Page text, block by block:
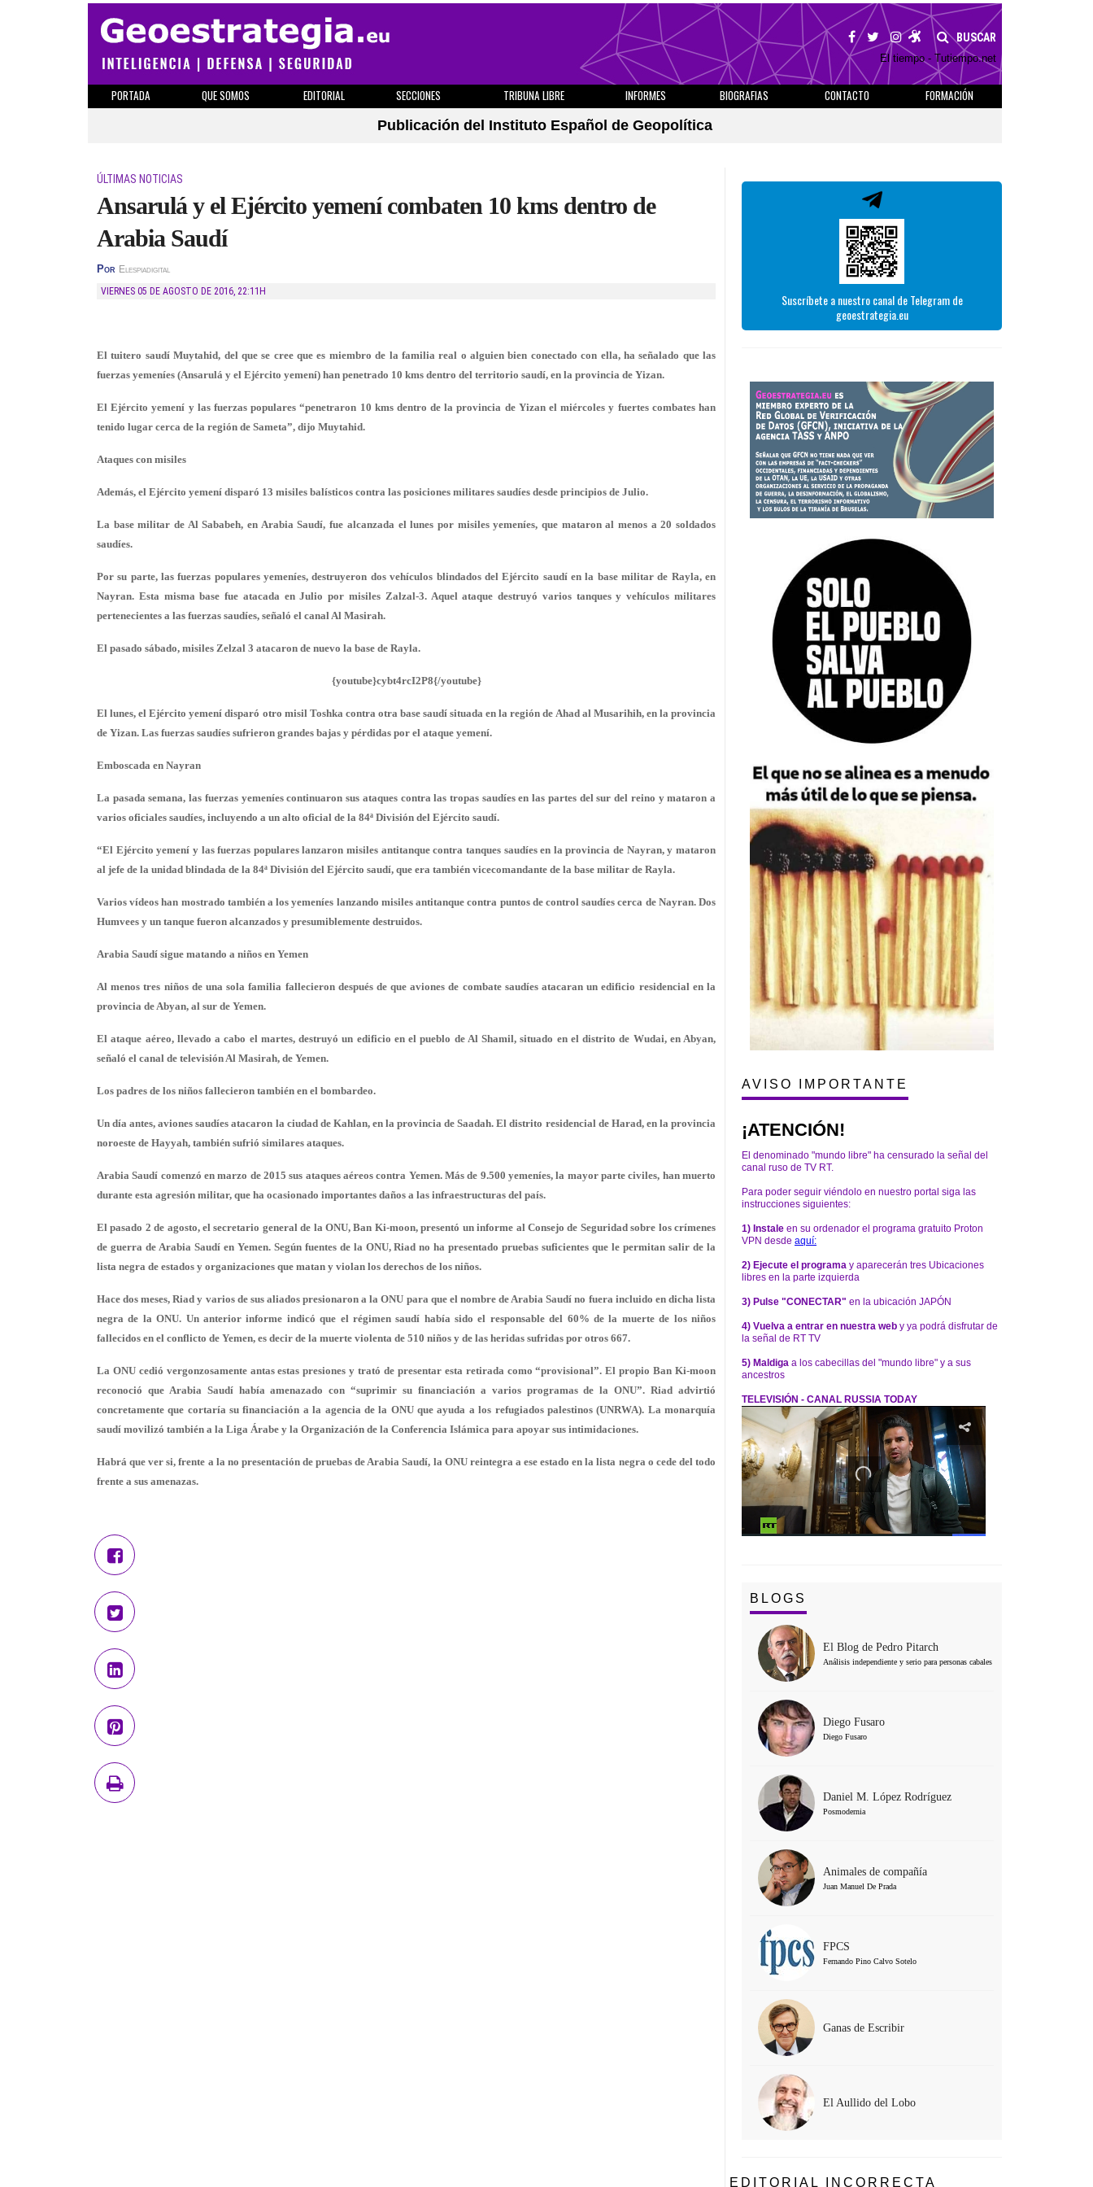
BUSCAR
El tiempo - Tutiempo.net
PORTADA QUE SOMOS EDITORIAL SECCIONES TRIBUNA LIBRE INFORMES BIOGRAFIAS CONTACTO
FORMACIÓN
Publicación del Instituto Español de Geopolítica
ÚLTIMAS NOTICIAS
Ansarulá y el Ejército yemení combaten 10 kms dentro de
Arabia Saudí
Por Elespiadigital
VIERNES 05 DE AGOSTO DE 2016, 22:11H
El tuitero saudí Muytahid, del que se cree que es miembro de la familia real o alguien bien conectado con ella, ha señalado que las
fuerzas yemeníes (Ansarulá y el Ejército yemení) han penetrado 10 kms dentro del territorio saudí, en la provincia de Yizan.
El Ejército yemení y las fuerzas populares “penetraron 10 kms dentro de la provincia de Yizan el miércoles y fuertes combates han
tenido lugar cerca de la región de Sameta”, dijo Muytahid.
Ataques con misiles
Además, el Ejército yemení disparó 13 misiles balísticos contra las posiciones militares saudíes desde principios de Julio.
La base militar de Al Sababeh, en Arabia Saudí, fue alcanzada el lunes por misiles yemeníes, que mataron al menos a 20 soldados
saudíes.
Por su parte, las fuerzas populares yemeníes, destruyeron dos vehículos blindados del Ejército saudí en la base militar de Rayla, en
Nayran. Esta misma base fue atacada en Julio por misiles Zalzal-3. Aquel ataque destruyó varios tanques y vehículos militares
pertenecientes a las fuerzas saudíes, señaló el canal Al Masirah.
El pasado sábado, misiles Zelzal 3 atacaron de nuevo la base de Rayla.
{youtube}cybt4rcI2P8{/youtube}
El lunes, el Ejército yemení disparó otro misil Toshka contra otra base saudí situada en la región de Ahad al Musarihih, en la provincia
de Yizan. Las fuerzas saudíes sufrieron grandes bajas y pérdidas por el ataque yemení.
Emboscada en Nayran
La pasada semana, las fuerzas yemeníes continuaron sus ataques contra las tropas saudíes en las partes del sur del reino y mataron a
varios oficiales saudíes, incluyendo a un alto oficial de la 84ª División del Ejército saudí.
“El Ejército yemení y las fuerzas populares lanzaron misiles antitanque contra tanques saudíes en la provincia de Nayran, y mataron
al jefe de la unidad blindada de la 84ª División del Ejército saudí, que era también vicecomandante de la base militar de Rayla.
Varios vídeos han mostrado también a los yemeníes lanzando misiles antitanque contra puntos de control saudíes cerca de Nayran. Dos
Humvees y un tanque fueron alcanzados y presumiblemente destruidos.
Arabia Saudí sigue matando a niños en Yemen
Al menos tres niños de una sola familia fallecieron después de que aviones de combate saudíes atacaran un edificio residencial en la
provincia de Abyan, al sur de Yemen.
El ataque aéreo, llevado a cabo el martes, destruyó un edificio en el pueblo de Al Shamil, situado en el distrito de Wudai, en Abyan,
señaló el canal de televisión Al Masirah, de Yemen.
Los padres de los niños fallecieron también en el bombardeo.
Un día antes, aviones saudíes atacaron la ciudad de Kahlan, en la provincia de Saadah. El distrito residencial de Harad, en la provincia
noroeste de Hayyah, también sufrió similares ataques.
Arabia Saudí comenzó en marzo de 2015 sus ataques aéreos contra Yemen. Más de 9.500 yemeníes, la mayor parte civiles, han muerto
durante esta agresión militar, que ha ocasionado importantes daños a las infraestructuras del país.
El pasado 2 de agosto, el secretario general de la ONU, Ban Ki-moon, presentó un informe al Consejo de Seguridad sobre los crímenes
de guerra de Arabia Saudí en Yemen. Según fuentes de la ONU, Riad no ha presentado pruebas suficientes que le permitan salir de la
lista negra de estados y organizaciones que matan y violan los derechos de los niños.
Hace dos meses, Riad y varios de sus aliados presionaron a la ONU para que el nombre de Arabia Saudí no fuera incluido en dicha lista
negra de la ONU. Un anterior informe indicó que el régimen saudí había sido el responsable del 60% de la muerte de los niños
fallecidos en el conflicto de Yemen, es decir de la muerte violenta de 510 niños y de las heridas sufridas por otros 667.
La ONU cedió vergonzosamente antas estas presiones y trató de presentar esta retirada como “provisional”. El propio Ban Ki-moon
reconoció que Arabia Saudí había amenazado con “suprimir su financiación a varios programas de la ONU”. Riad advirtió
concretamente que cortaría su financiación a la agencia de la ONU que ayuda a los refugiados palestinos (UNRWA). La monarquía
saudí movilizó también a la Liga Árabe y la Organización de la Conferencia Islámica para apoyar sus intimidaciones.
Habrá que ver si, frente a la no presentación de pruebas de Arabia Saudí, la ONU reintegra a ese estado en la lista negra o cede del todo
frente a sus amenazas.
Suscríbete a nuestro canal de Telegram de
geoestrategia.eu
AVISO IMPORTANTE
¡ATENCIÓN!
El denominado "mundo libre" ha censurado la señal del
canal ruso de TV RT.
Para poder seguir viéndolo en nuestro portal siga las
instrucciones siguientes:
1) Instale en su ordenador el programa gratuito Proton
VPN desde aquí:
2) Ejecute el programa y aparecerán tres Ubicaciones
libres en la parte izquierda
3) Pulse "CONECTAR" en la ubicación JAPÓN
4) Vuelva a entrar en nuestra web y ya podrá disfrutar de
la señal de RT TV
5) Maldiga a los cabecillas del "mundo libre" y a sus
ancestros
TELEVISIÓN - CANAL RUSSIA TODAY
BLOGS
El Blog de Pedro Pitarch
Análisis independiente y serio para personas cabales
Diego Fusaro
Diego Fusaro
Daniel M. López Rodríguez
Posmodernia
Animales de compañía
Juan Manuel De Prada
FPCS
Fernando Pino Calvo Sotelo
Ganas de Escribir
El Aullido del Lobo
EDITORIAL INCORRECTA